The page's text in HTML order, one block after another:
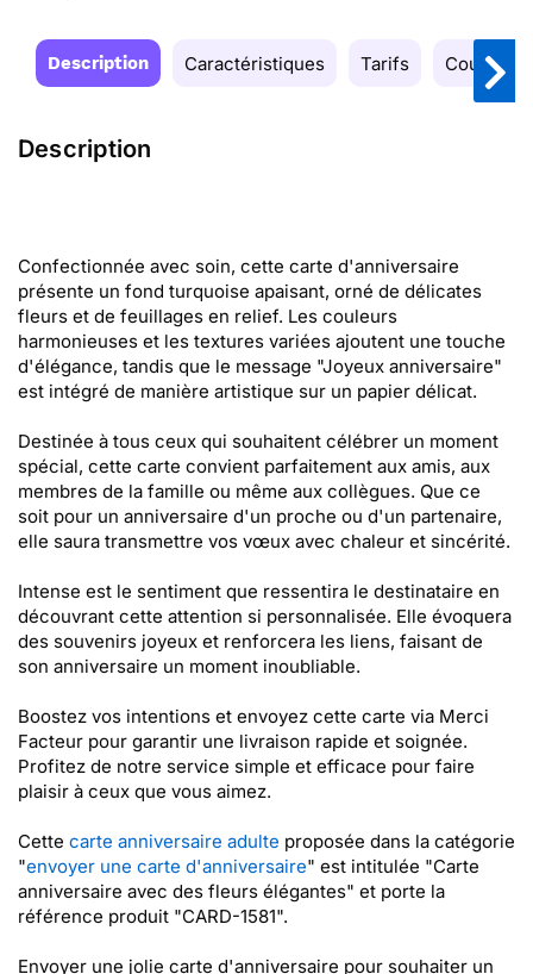
Description Caractéristiques Tarifs Couleurs
Description
Confectionnée avec soin, cette carte d'anniversaire
présente un fond turquoise apaisant, orné de délicates
fleurs et de feuillages en relief. Les couleurs
harmonieuses et les textures variées ajoutent une touche
d'élégance, tandis que le message "Joyeux anniversaire"
est intégré de manière artistique sur un papier délicat.
Destinée à tous ceux qui souhaitent célébrer un moment
spécial, cette carte convient parfaitement aux amis, aux
membres de la famille ou même aux collègues. Que ce
soit pour un anniversaire d'un proche ou d'un partenaire,
elle saura transmettre vos vœux avec chaleur et sincérité.
Intense est le sentiment que ressentira le destinataire en
découvrant cette attention si personnalisée. Elle évoquera
des souvenirs joyeux et renforcera les liens, faisant de
son anniversaire un moment inoubliable.
Boostez vos intentions et envoyez cette carte via Merci
Facteur pour garantir une livraison rapide et soignée.
Profitez de notre service simple et efficace pour faire
plaisir à ceux que vous aimez.
Cette carte anniversaire adulte proposée dans la catégorie
"envoyer une carte d'anniversaire" est intitulée "Carte
anniversaire avec des fleurs élégantes" et porte la
référence produit "CARD-1581".
Envoyer une jolie carte d'anniversaire pour souhaiter un